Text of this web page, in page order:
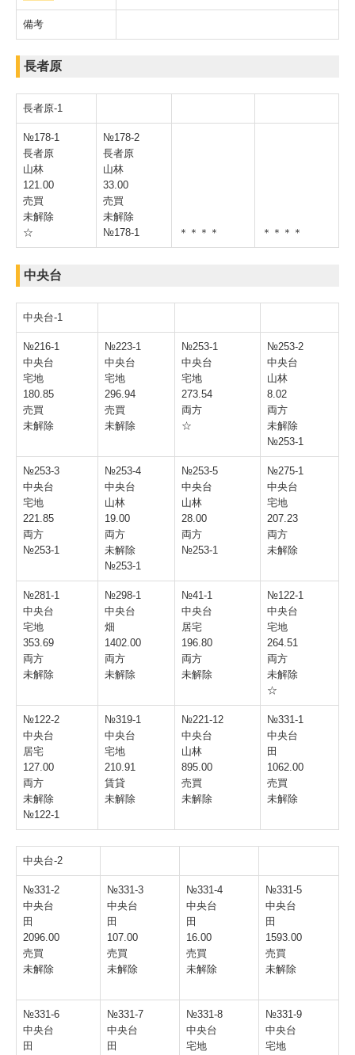
大熊の酒 帰忘郷
大熊町復興支援員
令和8年度復興支援員募集（4名）
大熊町復興支援員の紹介
（終了）令和8年度大熊町復興支援員受入事業者の募集
（終了）令和7年度大熊町復興支援員活動報告会
（終了）令和7年度大熊町復興支援員受入事業者の募集
（終了）令和7年度復興支援員募集（5名）
イベント一覧
なつ祭りinおおくま2026
（終了）春のおおくままちなかウォーキング2026
（終了）里がえりもちつき大会2026
（終了）大熊町関東交流会2025
備考
長者原
長者原-1
№178-1
長者原
山林
121.00
売買
未解除
☆
№178-2
長者原
山林
33.00
売買
未解除
№178-1
＊＊＊＊ ＊＊＊＊
中央台
中央台-1
№216-1
中央台
宅地
180.85
売買
未解除
№223-1
中央台
宅地
296.94
売買
未解除
№253-1
中央台
宅地
273.54
両方
☆
№253-2
中央台
山林
8.02
両方
未解除
№253-1
№253-3
中央台
宅地
221.85
両方
№253-1
№253-4
中央台
山林
19.00
両方
未解除
№253-1
№253-5
中央台
山林
28.00
両方
№253-1
№275-1
中央台
宅地
207.23
両方
未解除
№281-1
中央台
宅地
353.69
両方
未解除
№298-1
中央台
畑
1402.00
両方
未解除
№41-1
中央台
居宅
196.80
両方
未解除
№122-1
中央台
宅地
264.51
両方
未解除
☆
№122-2
中央台
居宅
127.00
両方
未解除
№122-1
№319-1
中央台
宅地
210.91
賃貸
未解除
№221-12
中央台
山林
895.00
売買
未解除
№331-1
中央台
田
1062.00
売買
未解除
中央台-2
№331-2
中央台
田
2096.00
売買
未解除
№331-3
中央台
田
107.00
売買
未解除
№331-4
中央台
田
16.00
売買
未解除
№331-5
中央台
田
1593.00
売買
未解除
№331-6
中央台
田
№331-7
中央台
田
№331-8
中央台
宅地
№331-9
中央台
宅地